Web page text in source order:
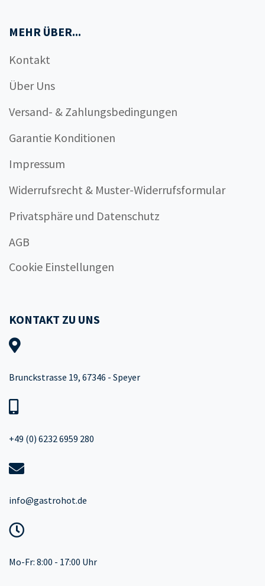
MEHR ÜBER...
Kontakt
Über Uns
Versand- & Zahlungsbedingungen
Garantie Konditionen
Impressum
Widerrufsrecht & Muster-Widerrufsformular
Privatsphäre und Datenschutz
AGB
Cookie Einstellungen
KONTAKT ZU UNS
Brunckstrasse 19, 67346 - Speyer
+49 (0) 6232 6959 280
info@gastrohot.de
Mo-Fr: 8:00 - 17:00 Uhr